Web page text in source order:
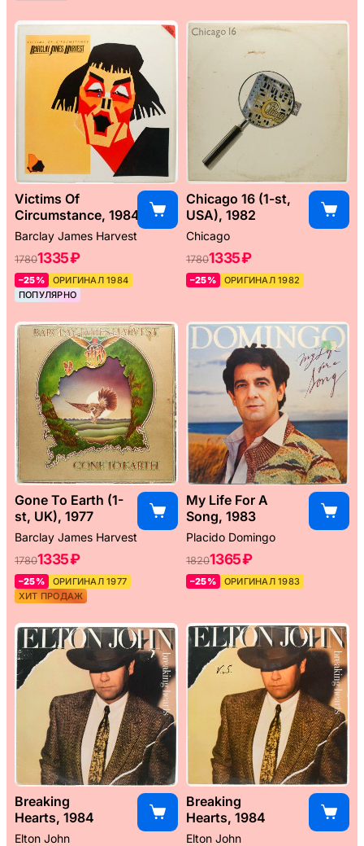
Victims Of
Circumstance, 1984
Barclay James Harvest
17801335 ₽
–25%
ОРИГИНАЛ 1984
ПОПУЛЯРНО
Chicago 16 (1-st,
USA), 1982
Chicago
17801335 ₽
–25% ОРИГИНАЛ 1982
Gone To Earth (1-
st, UK), 1977
Barclay James Harvest
17801335 ₽
–25%
ОРИГИНАЛ 1977
ХИТ ПРОДАЖ
My Life For A
Song, 1983
Placido Domingo
18201365 ₽
–25% ОРИГИНАЛ 1983
Breaking
Hearts, 1984
Elton John
Breaking
Hearts, 1984
Elton John